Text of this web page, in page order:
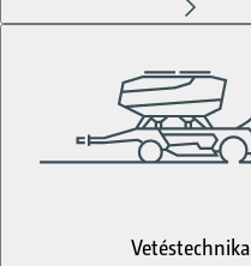
Vetéstechnika